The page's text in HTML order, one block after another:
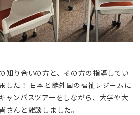
知り合いの方と、その方の指導してい
した！ 日本と諸外国の福祉レジームに
ャンパスツアーをしながら、大学や大
さんと雑談しました。